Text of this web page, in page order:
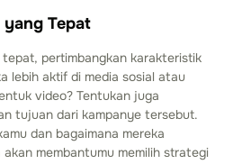
Tepat
pertimbangkan karakteristik
lebih aktif di media sosial atau
video? Tentukan juga
tujuan dari kampanye tersebut.
dan bagaimana mereka
membantumu memilih strategi